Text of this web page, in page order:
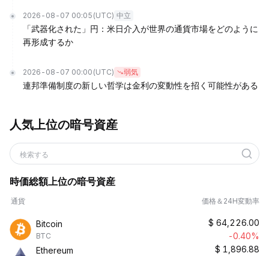
2026-08-07 00:05 (UTC) 中立
「武器化された」円：米日介入が世界の通貨市場をどのように
再形成するか
2026-08-07 00:00 (UTC) 弱気
連邦準備制度の新しい哲学は金利の変動性を招く可能性がある
人気上位の暗号資産
検索する
時価総額上位の暗号資産
通貨 価格＆24H変動率
Bitcoin
BTC
$ 64,226.00
-0.40%
Ethereum
$ 1,896.88